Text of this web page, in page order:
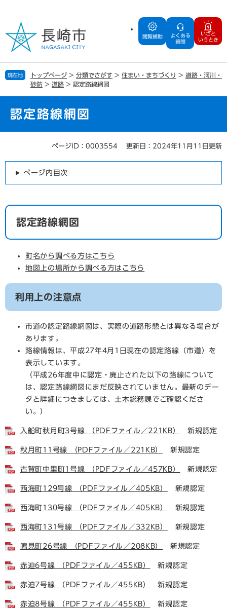
の
で
す
ー
ば
し
閲覧補助
よくある
質問
いざと
いうとき
現在地 トップページ > 分類でさがす > 住まい・まちづくり > 道路・河川・
砂防 > 道路 > 認定路線網図
認定路線網図
ページID：0003554 更新日：2024年11月11日更新
ページ内目次
認定路線網図
町名から調べる方はこちら
地図上の場所から調べる方はこちら
利用上の注意点
市道の認定路線網図は、実際の道路形態とは異なる場合が
あります。
路線情報は、平成27年4月1日現在の認定路線（市道）を
表示しています。
（平成26年度中に認定・廃止された以下の路線について
は、認定路線網図にまだ反映されていません。最新のデー
タと詳細につきましては、土木総務課でご確認くださ
い。）
入船町秋月町3号線 （PDFファイル／221KB） 新規認定
秋月町11号線 （PDFファイル／221KB） 新規認定
古賀町中里町1号線 （PDFファイル／457KB） 新規認定
西海町129号線 （PDFファイル／405KB） 新規認定
西海町130号線 （PDFファイル／405KB） 新規認定
西海町131号線 （PDFファイル／332KB） 新規認定
鳴見町26号線 （PDFファイル／208KB） 新規認定
赤迫6号線 （PDFファイル／455KB） 新規認定
赤迫7号線 （PDFファイル／455KB） 新規認定
赤迫8号線 （PDFファイル／455KB） 新規認定